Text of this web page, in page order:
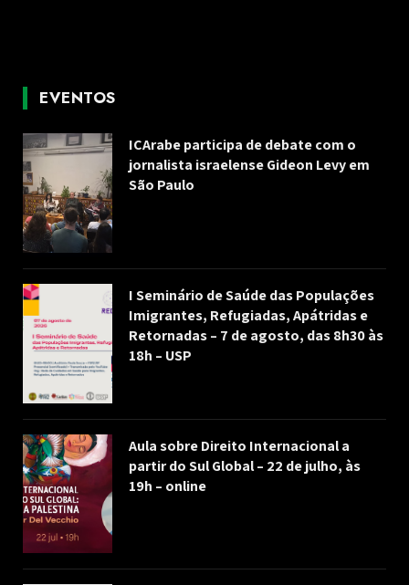
EVENTOS
ICArabe participa de debate com o
jornalista israelense Gideon Levy em
São Paulo
I Seminário de Saúde das Populações
Imigrantes, Refugiadas, Apátridas e
Retornadas – 7 de agosto, das 8h30 às
18h – USP
Aula sobre Direito Internacional a
partir do Sul Global – 22 de julho, às
19h – online